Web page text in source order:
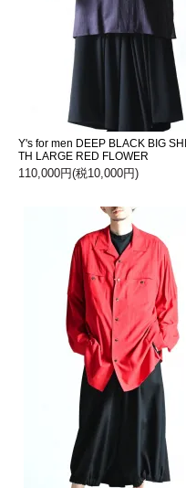
Y's for men DEEP BLACK BIG
TH LARGE RED FLOWER
110,000円(税10,000円)